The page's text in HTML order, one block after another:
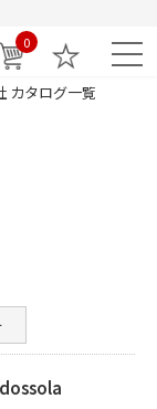
0
カタログ一覧